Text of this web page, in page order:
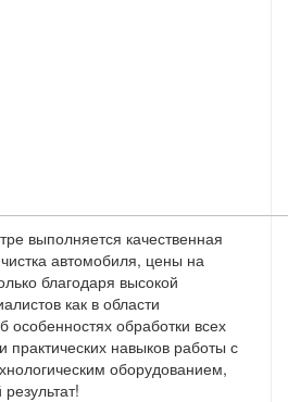
выполняется качественная
автомобиля, цены на
благодаря высокой
как в области
особенностях обработки всех
практических навыков работы с
оборудованием,